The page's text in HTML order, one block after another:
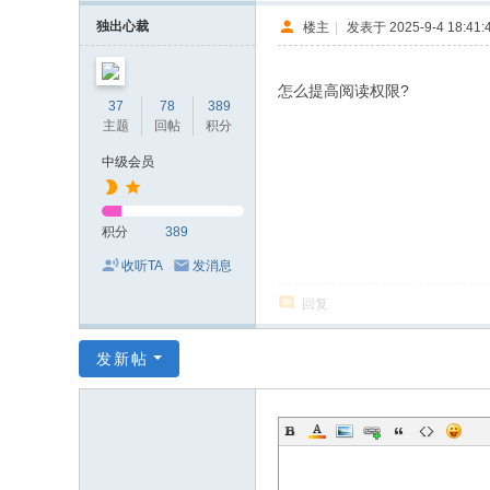
独出心裁
37
主题
78
回帖
389
积分
中级会员
积分 389
收听TA 发消息
楼主 | 发表于 2025-9-4
怎么提高阅读权限?
回复
发新帖